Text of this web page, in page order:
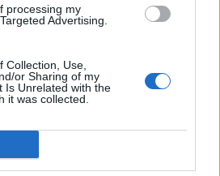
processing my
Advertising.
Collection, Use,
or Sharing of my
Is Unrelated with the
it was collected.
in Italia e utilizzi Revolut, tieni
via email: non appena il tuo conto sarà
fornite.